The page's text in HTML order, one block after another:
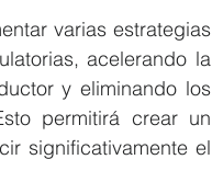
varias estrategias
acelerando la
y eliminando los
permitirá crear un
significativamente el